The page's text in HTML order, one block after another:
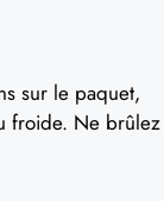
sur le paquet,
froide. Ne brûlez